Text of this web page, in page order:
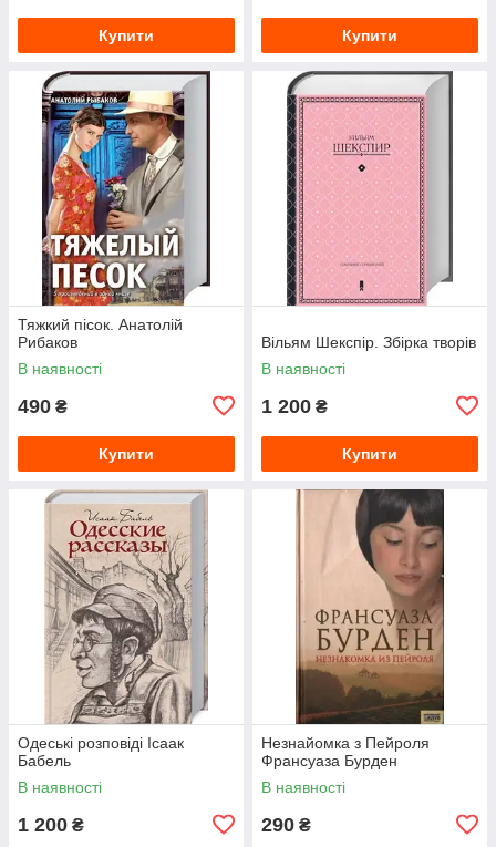
Купити Купити
Тяжкий пісок. Анатолій
Рибаков
В наявності
490 ₴
Купити
Вільям Шекспір. Збірка творів
В наявності
1 200 ₴
Купити
Одеські розповіді Ісаак
Бабель
В наявності
1 200 ₴
Незнайомка з Пейроля
Франсуаза Бурден
В наявності
290 ₴